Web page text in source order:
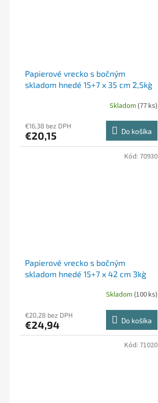
Papierové vrecko s bočným
skladom hnedé 15+7 x 35 cm `2,5kg`
Skladom (77 ks)
€16,38 bez DPH
€20,15 Do košíka
Papierové vrecko s bočným
skladom hnedé 15+7 x 42 cm `3kg`
Skladom (100 ks)
€20,28 bez DPH
€24,94 Do košíka
Kód: 70930
Kód: 71020